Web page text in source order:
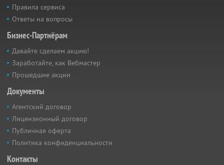
Правила сервиса
Ответы на вопросы
Бизнес-Партнёрам
Давайте сделаем акцию!
Заработайте, как Вебмастер
Прошедшие акции
Документы
Агентский договор
Лицензионный договор
Публичная оферта
Политика конфиденциальности
Контакты